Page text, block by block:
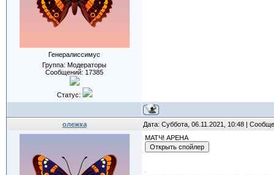
Генералиссимус
Группа: Модераторы
Сообщений: 17385
Статус:
олежка Дата: Суббота, 06.11.2021, 10:48 |
МАТЧ! АРЕНА